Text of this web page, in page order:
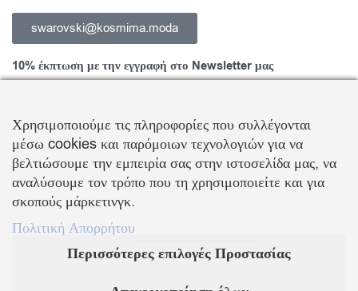
swarovski@kosmima.moda
10% έκπτωση με την εγγραφή στο Newsletter μας
Εγγραφείτε στο Newsletter και ενημερωθείτε για νέα προϊόντα,
τάσεις και προσφορές, καθώς και για να λάβετεκουπόνι έκπτωσης
10%με την πρώτη σας αγορά!
ΒΑΛΛΗΣ Χ.-ΑΒΑΓΙΑΝΟΣ Ε. ΕΜΠΟΡΙΚΗ ΕΤΑΙΡΕΙΑ Ο.Ε.
Τα λογότυπα SWAROVSKI & SWAN είναι κατοχυρωμένα σήματα της Swarovski AG
Χρησιμοποιούμε τις πληροφορίες που συλλέγονται
μέσω cookies και παρόμοιων τεχνολογιών για να
βελτιώσουμε την εμπειρία σας στην ιστοσελίδα μας, να
αναλύσουμε τον τρόπο που τη χρησιμοποιείτε και για
σκοπούς μάρκετινγκ.
Πολιτική Απορρήτου
Περισσότερες επιλογές Προστασίας